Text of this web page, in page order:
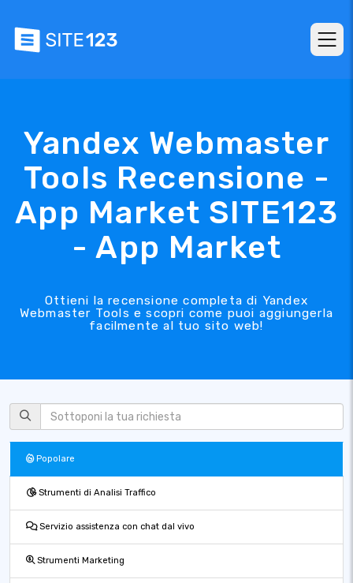
Yandex Webmaster
Tools Recensione -
App Market SITE123
- App Market
Ottieni la recensione completa di Yandex
Webmaster Tools e scopri come puoi aggiungerla
facilmente al tuo sito web!
Popolare
Strumenti di Analisi Traffico
Servizio assistenza con chat dal vivo
Strumenti Marketing